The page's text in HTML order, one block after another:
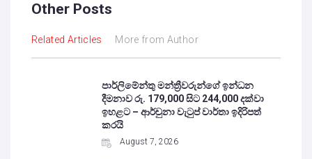
Other Posts
Related Articles More from Author
පාර්ලිමේන්තු මන්ත්‍රීවරුන්ගේ ඉන්ධන
දීමනාව රු. 179,000 සිට 244,000 දක්වා
ඉහළට – ආර්චුනා වැටුප් වාර්තා ඉදිරිපත්
කරයි
August 7, 2026